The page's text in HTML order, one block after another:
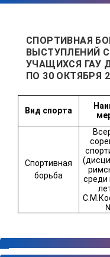
СПОРТИВНАЯ
ВЫСТУПЛЕНИЙ
УЧАЩИХСЯ ГАУ
ПО 30 ОКТЯБРЯ
Вид спорта
Спортивная
борьба
среди